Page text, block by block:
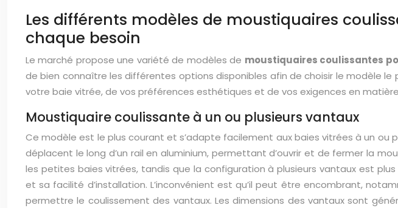
Les différents modèles de moustiquaires
chaque besoin
Le marché propose une variété de modèles de moustiquaires coulissantes
de bien connaître les différentes options disponibles afin de choisir le modèle
votre baie vitrée, de vos préférences esthétiques et de vos exigences en
Moustiquaire coulissante à un ou plusieurs vantaux
Ce modèle est le plus courant et s’adapte facilement aux baies vitrées à un ou
déplacent le long d’un rail en aluminium, permettant d’ouvrir et de fermer la
les petites baies vitrées, tandis que la configuration à plusieurs vantaux est
et sa facilité d’installation. L’inconvénient est qu’il peut être encombrant,
permettre le coulissement des vantaux. Les dimensions des vantaux sont